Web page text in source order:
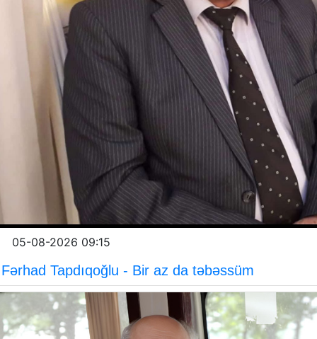
05-08-2026 09:15
Fərhad Tapdıqoğlu - Bir az da təbəssüm